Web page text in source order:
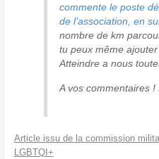
commente le poste
de l’association, en
nombre de km
tu peux même
Atteindre a nous
A vos commentaires
Article issu de la commission
LGBTQI+